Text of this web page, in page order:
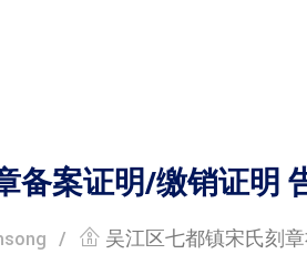
备案证明/缴销证明
吴江区七都镇宋氏刻